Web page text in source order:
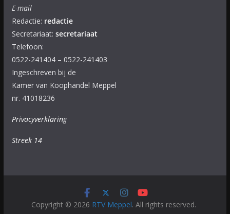
E-mail
Redactie: redactie
Secretariaat: secretariaat
Telefoon:
0522-241404 – 0522-241403
Ingeschreven bij de
Kamer van Koophandel Meppel
nr. 41018236
Privacyverklaring
Streek 14
Copyright © 2026 RTV Meppel. All rights reserved.